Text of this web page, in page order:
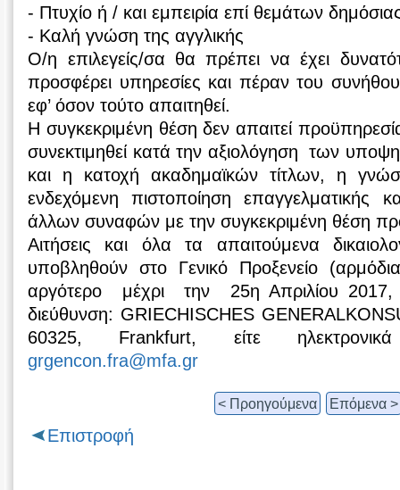
‐ Πτυχίο ή / και εμπειρία επί θεμάτων
‐ Καλή γνώση της αγγλικής
Ο/η επιλεγείς/σα θα πρέπει να έχει
προσφέρει υπηρεσίες και πέραν του
εφ’ όσον τούτο απαιτηθεί.
Η συγκεκριμένη θέση δεν απαιτεί
συνεκτιμηθεί κατά την αξιολόγηση των
και η κατοχή ακαδημαϊκών τίτλων, η
ενδεχόμενη πιστοποίηση επαγγελματικής
άλλων συναφών με την συγκεκριμένη θέση
Αιτήσεις και όλα τα απαιτούμενα
υποβληθούν στο Γενικό Προξενείο
αργότερο μέχρι την 25η Απριλίου 2017,
διεύθυνση: GRIECHISCHES
60325, Frankfurt, είτε
grgencon.fra@mfa.gr
< Προηγούμενα Επόμενα >
Επιστροφή